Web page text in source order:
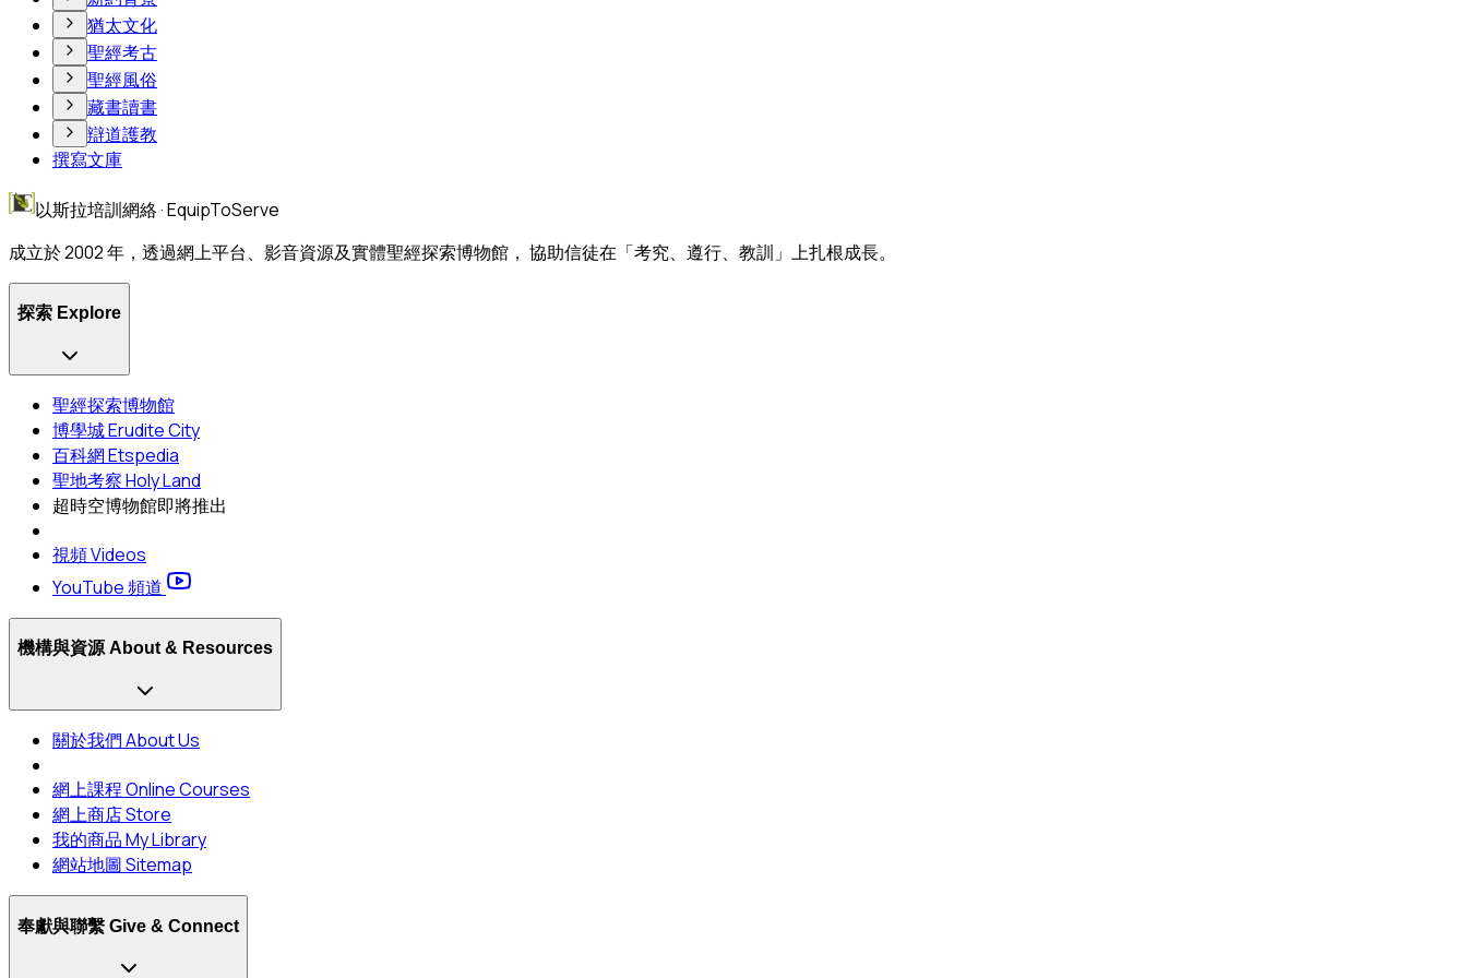
猶太文化
聖經考古
聖經風俗
藏書讀書
辯道護教
撰寫文庫
以斯拉培訓網絡 · EquipToServe
成立於 2002 年，透過網上平台、影音資源及實體聖經探索博物館， 協助信徒在「考究、遵行、教訓」上扎根成長。
探索 Explore
聖經探索博物館
博學城 Erudite City
百科網 Etspedia
聖地考察 Holy Land
超時空博物館即將推出
視頻 Videos
YouTube 頻道
機構與資源 About & Resources
關於我們 About Us
網上課程 Online Courses
網上商店 Store
我的商品 My Library
網站地圖 Sitemap
奉獻與聯繫 Give & Connect